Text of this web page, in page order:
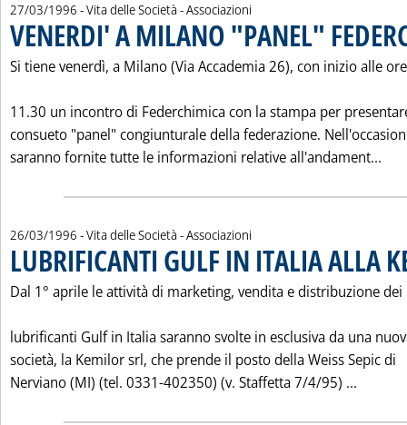
27/03/1996 - Vita delle Società - Associazioni
VENERDI' A MILANO "PANEL"
Si tiene venerdì, a Milano (Via Accademia 26), con inizio alle ore
11.30 un incontro di Federchimica con la stampa per
consueto "panel" congiunturale della federazione.
saranno fornite tutte le informazioni relative all'andament...
26/03/1996 - Vita delle Società - Associazioni
LUBRIFICANTI GULF IN ITALIA ALLA
Dal 1° aprile le attività di marketing, vendita e distribuzione dei
lubrificanti Gulf in Italia saranno svolte in esclusiva da una
società, la Kemilor srl, che prende il posto della Weiss Sepic di
Nerviano (MI) (tel. 0331-402350) (v. Staffetta 7/4/95) ...